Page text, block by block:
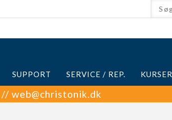
SUPPORT SERVICE / REP. KURSER
web@christonik.dk